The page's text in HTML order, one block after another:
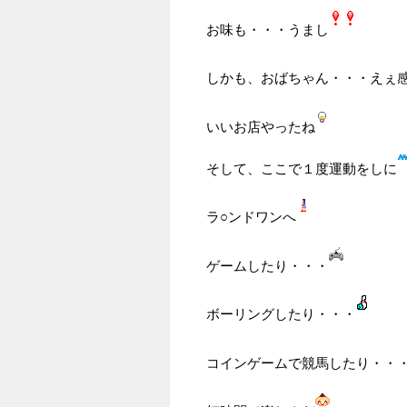
お味も・・・うまし
しかも、おばちゃん・・・えぇ
いいお店やったね
そして、ここで１度運動をしに
ラ○ンドワンへ
ゲームしたり・・・
ボーリングしたり・・・
コインゲームで競馬したり・・